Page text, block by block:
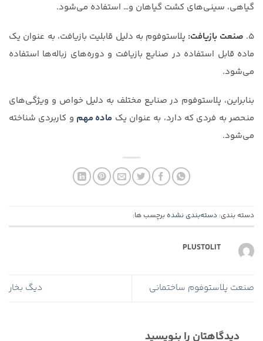
گیاهی، سینی‌های کشت گیاهان و… استفاده می‌شود.
5. صنعت بازیافت: پلاستوفوم به دلیل قابلیت بازیافت، به عنوان یک
ماده قابل استفاده در صنایع بازیافت و دوره‌های زباله‌ها استفاده
می‌شود.
بنابراین، پلاستوفوم در صنایع مختلف به دلیل خواص و ویژگی‌های
منحصر به فردی که دارد، به عنوان یک ماده مهم و کاربردی شناخته
می‌شود.
دسته بندی: دسته‌بندی نشده برچسب ها:
PLUSTOLIT
صنعت پلاستوفوم ساختمانی دیگ بخار
دیدگاهتان را بنویسید